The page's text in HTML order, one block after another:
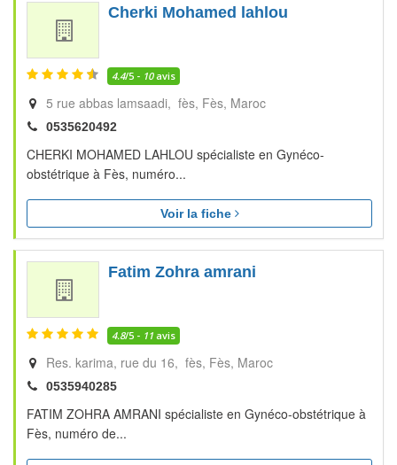
Cherki Mohamed lahlou
4.4/5 - 10avis
5 rue abbas lamsaadi, fès Fès Maroc
0535620492
CHERKI MOHAMED LAHLOU spécialiste en Gynéco-
obstétrique à Fès, numéro...
Voir la fiche
Fatim Zohra amrani
4.8/5 - 11 avis
Res. karima, rue du 16, fès Fès Maroc
0535940285
FATIM ZOHRA AMRANI spécialiste en Gynéco-obstétrique à
Fès, numéro de...